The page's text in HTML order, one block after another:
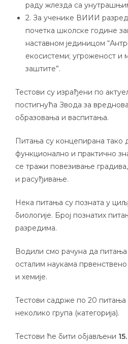
раду жлезда са
2. За ученике ВИИИ
почетка школске године
наставном јединицом
екосистеми; угроженост и
заштите”.
Тестови су израђени по
постигнућа Звода за
образовања и васпитања.
Питања су концепирана тако
функционално и практично
се тражи повезивање
и расуђивање.
Нека питања су позната у
биологије. Број познатих
разредима.
Водили смо рачуна да питања
осталим наукама
и хемије.
Тестови садрже по 20
неколико група (категорија).
Тестови ће бити објављени